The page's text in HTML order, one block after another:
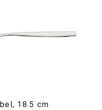
18.5 cm